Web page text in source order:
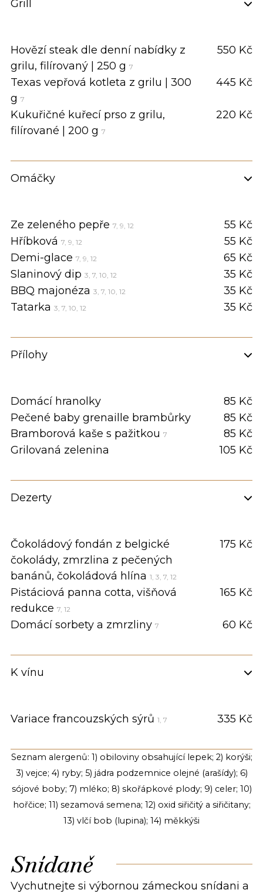
Grill
Hovězí steak dle denní nabídky z
grilu, filírovaný | 250 g 7
550 Kč
Texas vepřová kotleta z grilu | 300
g 7
445 Kč
Kukuřičné kuřecí prso z grilu,
filírované | 200 g 7
220 Kč
Omáčky
Ze zeleného pepře 7, 9, 12
55 Kč
Hříbková 7, 9, 12
55 Kč
Demi-glace 7, 9, 12
65 Kč
Slaninový dip 3, 7, 10, 12
35 Kč
BBQ majonéza 3, 7, 10, 12
35 Kč
Tatarka 3, 7, 10, 12 35 Kč
Přílohy
Domácí hranolky
85 Kč
Pečené baby grenaille brambůrky
85 Kč
Bramborová kaše s pažitkou 7
85 Kč
Grilovaná zelenina
105 Kč
Dezerty
Čokoládový fondán z belgické
čokolády, zmrzlina z pečených
banánů, čokoládová hlína 1, 3, 7, 12
175 Kč
Pistáciová panna cotta, višňová
redukce 7, 12
165 Kč
Domácí sorbety a zmrzliny 7 60 Kč
K vínu
Variace francouzských sýrů 1, 7 335 Kč
Seznam alergenů: 1) obiloviny obsahující lepek; 2) korýši;
3) vejce; 4) ryby; 5) jádra podzemnice olejné (arašídy); 6)
sójové boby; 7) mléko; 8) skořápkové plody; 9) celer; 10)
hořčice; 11) sezamová semena; 12) oxid siřičitý a siřičitany;
13) vlčí bob (lupina); 14) měkkýši
Snídaně
Vychutnejte si výbornou zámeckou snídani a